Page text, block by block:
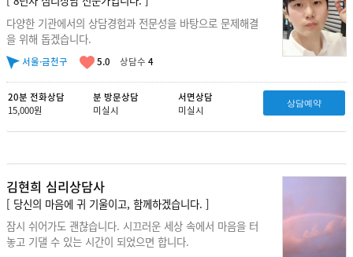
다양한 기관에서의 상담경험과 전문성을 바탕으로 문제해결
을 위해 돕겠습니다.
서울·금천구 5.0 상담수 4
20분 전화상담
15,000원
분 방문상담
미실시
서면상담
미실시
상담예약
김현희 심리상담사
[ 당신의 마음에 귀 기울이고, 함께하겠습니다. ]
잠시 쉬어가도 괜찮습니다. 시끄러운 세상 속에서 마음을 터
놓고 기댈 수 있는 시간이 되었으면 합니다.